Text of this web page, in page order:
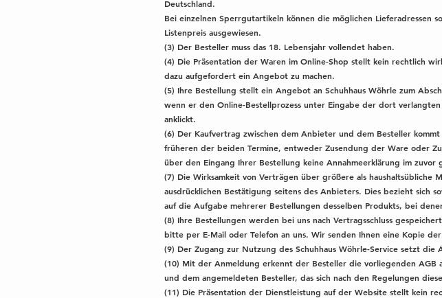
Deutschland.
Bei einzelnen Sperrgutartikeln können die möglichen Lieferadressen
Listenpreis ausgewiesen.
(3) Der Besteller muss das 18. Lebensjahr vollendet haben.
(4) Die Präsentation der Waren im Online-Shop stellt kein rechtlich
dazu aufgefordert ein Angebot zu machen.
(5) Ihre Bestellung stellt ein Angebot an Schuhhaus Wöhrle zum
wenn er den Online-Bestellprozess unter Eingabe der dort
anklickt.
(6) Der Kaufvertrag zwischen dem Anbieter und dem Besteller
früheren der beiden Termine, entweder Zusendung der Ware oder
über den Eingang Ihrer Bestellung keine Annahmeerklärung im zuvor
(7) Die Wirksamkeit von Verträgen über größere als
ausdrücklichen Bestätigung seitens des Anbieters. Dies bezieht sich
auf die Aufgabe mehrerer Bestellungen desselben Produkts, bei
(8) Ihre Bestellungen werden bei uns nach Vertragsschluss
bitte per E-Mail oder Telefon an uns. Wir senden Ihnen eine Kopie
(9) Der Zugang zur Nutzung des Schuhhaus Wöhrle-Service setzt die
(10) Mit der Anmeldung erkennt der Besteller die vorliegenden AGB
und dem angemeldeten Besteller, das sich nach den Regelungen
(11) Die Präsentation der Dienstleistung auf der Website stellt kein